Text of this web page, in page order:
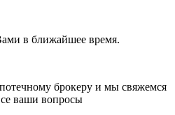
в ближайшее время.
брокеру и мы свяжемся
ваши вопросы